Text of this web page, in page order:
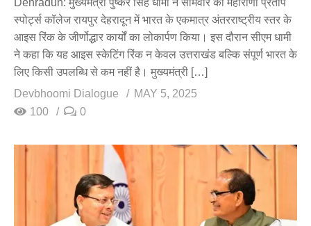
Dehradun: मुख्यमंत्री पुष्कर सिंह धामी ने सोमवार को महाराणा प्रताप
स्पोर्ट्स कॉलेज रायपुर देहरादून में भारत के एकमात्र अंतरराष्ट्रीय स्तर के
आइस रिंक के जीर्णोद्धार कार्यों का लोकार्पण किया। इस दौरान सीएम धामी
ने कहा कि यह आइस स्केटिंग रिंक न केवल उत्तराखंड बल्कि संपूर्ण भारत के
लिए किसी उपलब्धि से कम नहीं है। मुख्यमंत्री […]
Devbhoomi Dialogue
MAY 5, 2025
100
0